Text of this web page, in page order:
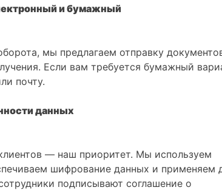
и бумажный
мы предлагаем отправку
Если вам требуется бумажный
почту.
данных
— наш приоритет. Мы используем
шифрование данных и применяем
подписывают соглашение о